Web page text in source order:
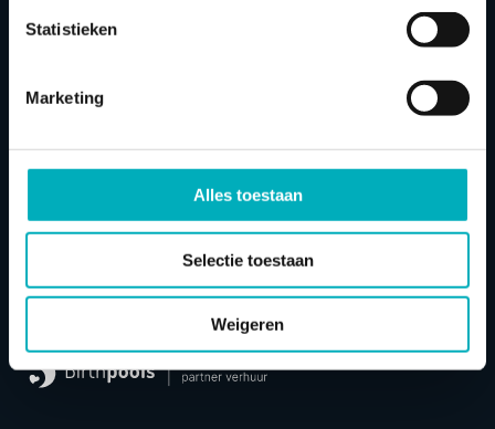
Statistieken
Marketing
Alles toestaan
Selectie toestaan
Weigeren
ervaringen
Het eerste wat ze zei toen ze het bad in
Bevallingsbaden
Wij zijn gecertificeerd partner verhuur in Nederland en
België van Europees marktleider en importeurBirthpools.